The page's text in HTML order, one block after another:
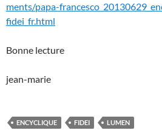
ments/papa-
fidei_fr.html
Bonne lecture
jean-marie
ENCYCLIQUE FIDEI LUMEN